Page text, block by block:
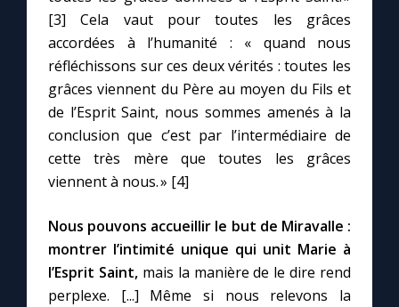
[3] Cela vaut pour toutes les grâces
accordées à l’humanité : « quand nous
réfléchissons sur ces deux vérités : toutes les
grâces viennent du Père au moyen du Fils et
de l’Esprit Saint, nous sommes amenés à la
conclusion que c’est par l’intermédiaire de
cette très mère que toutes les grâces
viennent à nous. » [4]
Nous pouvons accueillir le but de Miravalle :
montrer l’intimité unique qui unit Marie à
l’Esprit Saint,mais la manière de le dire rend
perplexe. [...] Même si nous relevons la